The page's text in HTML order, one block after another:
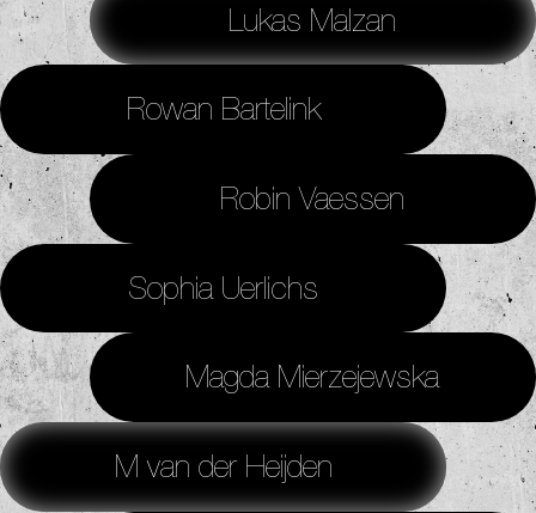
Lukas Malzan
Rowan Bartelink
Robin Vaessen
Sophia Uerlichs
Magda Mierzejewska
M van der Heijden